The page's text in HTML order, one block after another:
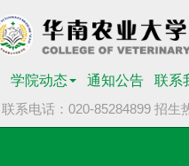
学院动态 通知公告
联系
联系电话：020-85284899 招生